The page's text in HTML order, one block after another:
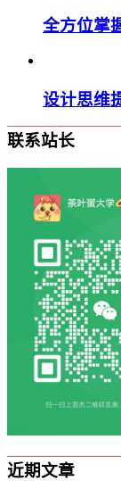
全方位掌
设计思维
联系站长
近期文章